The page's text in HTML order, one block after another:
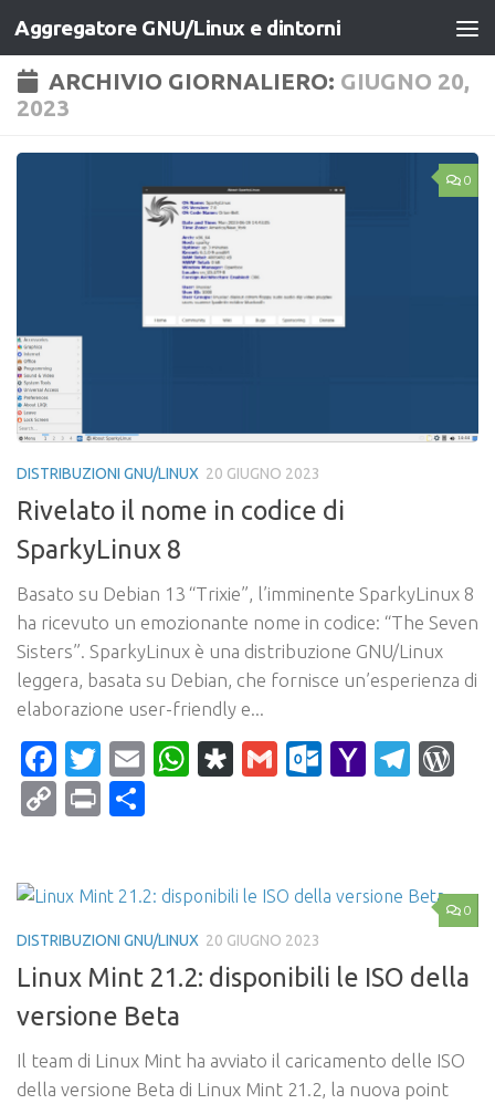
Salta al contenuto
Aggregatore GNU/Linux e dintorni
ARCHIVIO GIORNALIERO: GIUGNO 20,
2023
0
DISTRIBUZIONI GNU/LINUX 20 GIUGNO 2023
Rivelato il nome in codice di
SparkyLinux 8
Basato su Debian 13 “Trixie”, l’imminente SparkyLinux 8
ha ricevuto un emozionante nome in codice: “The Seven
Sisters”. SparkyLinux è una distribuzione GNU/Linux
leggera, basata su Debian, che fornisce un’esperienza di
elaborazione user-friendly e...
Facebook
Twitter
EmailWhatsApp
Diaspora
Gmail Yahoo
CopyPrint
0
DISTRIBUZIONI GNU/LINUX 20 GIUGNO 2023
Linux Mint 21.2: disponibili le ISO della
versione Beta
Il team di Linux Mint ha avviato il caricamento delle ISO
della versione Beta di Linux Mint 21.2, la nuova point